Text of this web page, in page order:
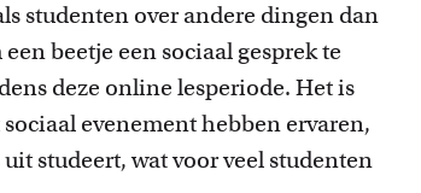
studenten over andere dingen dan
beetje een sociaal gesprek te
deze online lesperiode. Het is
evenement hebben ervaren,
studeert, wat voor veel studenten